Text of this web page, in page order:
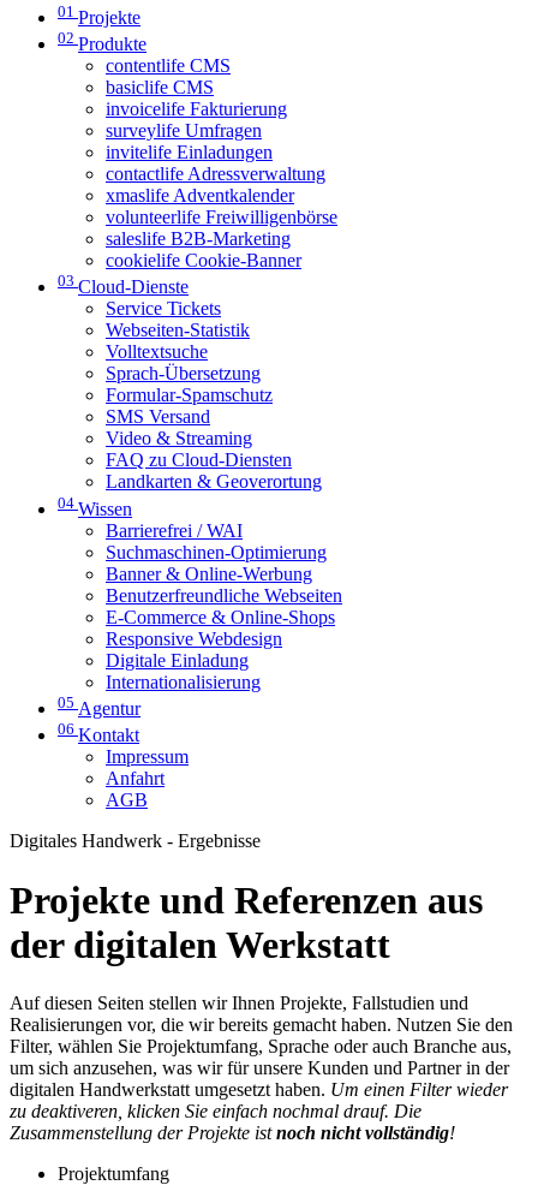
01 Projekte
02 Produkte
contentlife CMS
basiclife CMS
invoicelife Fakturierung
surveylife Umfragen
invitelife Einladungen
contactlife Adressverwaltung
xmaslife Adventkalender
volunteerlife Freiwilligenbörse
saleslife B2B-Marketing
cookielife Cookie-Banner
03 Cloud-Dienste
Service Tickets
Webseiten-Statistik
Volltextsuche
Sprach-Übersetzung
Formular-Spamschutz
SMS Versand
Video & Streaming
FAQ zu Cloud-Diensten
Landkarten & Geoverortung
04 Wissen
Barrierefrei / WAI
Suchmaschinen-Optimierung
Banner & Online-Werbung
Benutzerfreundliche Webseiten
E-Commerce & Online-Shops
Responsive Webdesign
Digitale Einladung
Internationalisierung
05 Agentur
06 Kontakt
Impressum
Anfahrt
AGB
Digitales Handwerk - Ergebnisse
Projekte und Referenzen aus
der digitalen Werkstatt
Auf diesen Seiten stellen wir Ihnen Projekte, Fallstudien und
Realisierungen vor, die wir bereits gemacht haben. Nutzen Sie den
Filter, wählen Sie Projektumfang, Sprache oder auch Branche aus,
um sich anzusehen, was wir für unsere Kunden und Partner in der
digitalen Handwerkstatt umgesetzt haben. Um einen Filter wieder
zu deaktiveren, klicken Sie einfach nochmal drauf. Die
Zusammenstellung der Projekte istnoch nicht vollständig!
Projektumfang